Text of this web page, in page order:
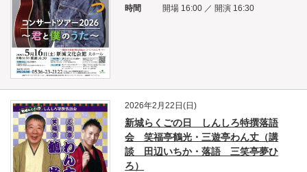
時間 開場 16:00 ／ 開演 16:30
2026年2月22日(日)
新城らくごの日 しんしろ特撰落語
会 笑福亭鶴光・三遊亭わん丈（講
談 田辺いちか・落語 三笑亭夢ひ
ろ）